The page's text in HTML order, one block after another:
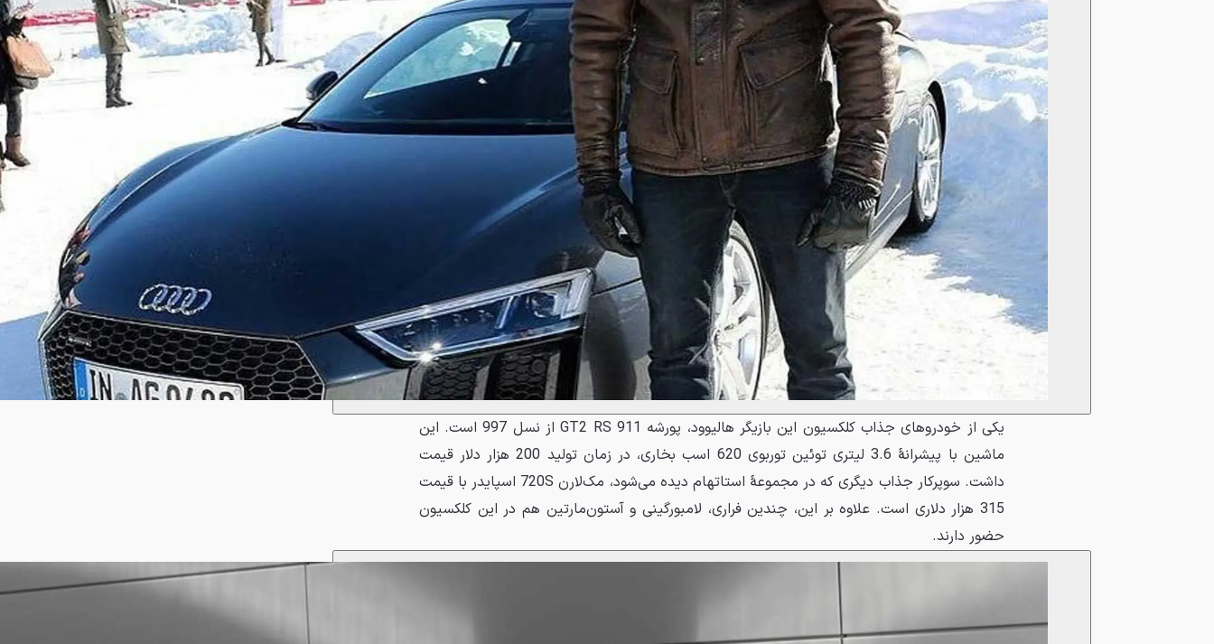
یکی از خودروهای جذاب کلکسیون این بازیگر هالیوود، پورشه 911 GT2 RS از نسل 997 است. این
ماشین با پیشرانهٔ 3.6 لیتری توئین توربوی 620 اسب بخاری، در زمان تولید 200 هزار دلار قیمت
داشت. سوپرکار جذاب دیگری که در مجموعهٔ استاتهام دیده می‌شود، مک‌لارن 720S اسپایدر با قیمت
315 هزار دلاری است. علاوه بر این، چندین فراری، لامبورگینی و آستون‌مارتین هم در این کلکسیون
حضور دارند.